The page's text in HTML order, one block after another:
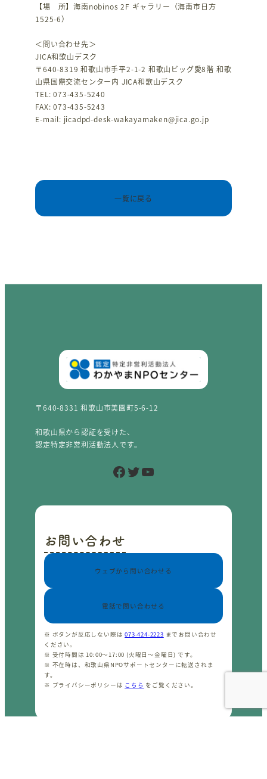
【場 所】海南nobinos 2F ギャラリー（海南市日方
1525-6）
＜問い合わせ先＞
JICA和歌山デスク
〒640-8319 和歌山市手平2-1-2 和歌山ビッグ愛8階 和歌
山県国際交流センター内 JICA和歌山デスク
TEL: 073-435-5240
FAX: 073-435-5243
E-mail: jicadpd-desk-wakayamaken@jica.go.jp
一覧に戻る
〒640-8331 和歌山市美園町5-6-12
和歌山県から認証を受けた、
認定特定非営利活動法人です。
Facebook Twitter YouTube
お問い合わせ
ウェブから問い合わせる
電話で問い合わせる
※ ボタンが反応しない際は073-424-2223 までお問い合わせ
ください。
※ 受付時間は 10:00〜17:00 (火曜日〜金曜日) です。
※ 不在時は、和歌山県NPOサポートセンターに転送されま
す。
※ プライバシーポリシーは こちら をご覧ください。